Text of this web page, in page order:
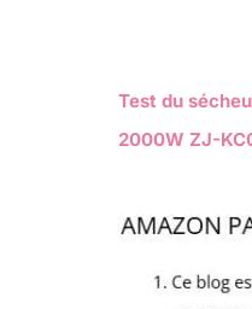
Test du
2000W ZJ-